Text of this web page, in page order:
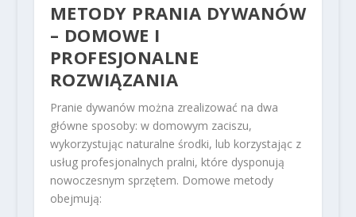
METODY PRANIA DYWANÓW
– DOMOWE I
PROFESJONALNE
ROZWIĄZANIA
Pranie dywanów można zrealizować na dwa
główne sposoby: w domowym zaciszu,
wykorzystując naturalne środki, lub korzystając z
usług profesjonalnych pralni, które dysponują
nowoczesnym sprzętem. Domowe metody
obejmują: